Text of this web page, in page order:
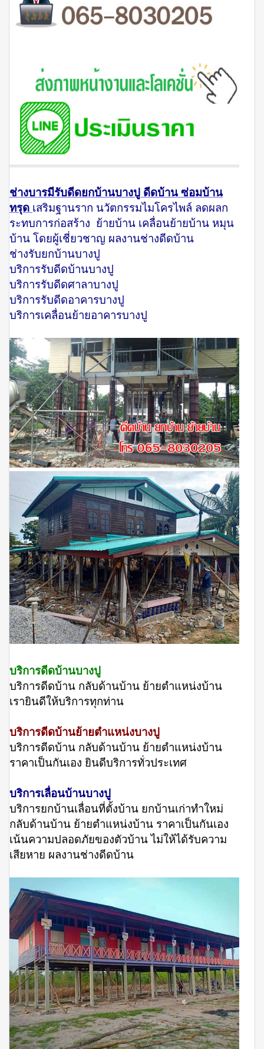
ช่างบารมีรับดีดยกบ้านบางปู ดีดบ้าน ซ่อมบ้าน
ทรุด เสริมฐานราก นวัตกรรมไมโครไพล์ ลดผลก
ระทบการก่อสร้าง ย้ายบ้าน เคลื่อนย้ายบ้าน หมุน
บ้าน โดยผู้เชี่ยวชาญ ผลงานช่างดีดบ้าน
ช่างรับยกบ้านบางปู
บริการรับดีดบ้านบางปู
บริการรับดีดศาลาบางปู
บริการรับดีดอาคารบางปู
บริการเคลื่อนย้ายอาคารบางปู
บริการดีดบ้านบางปู
บริการดีดบ้าน กลับด้านบ้าน ย้ายตำแหน่งบ้าน
เรายินดีให้บริการทุกท่าน
บริการดีดบ้านย้ายตำแหน่งบางปู
บริการดีดบ้าน กลับด้านบ้าน ย้ายตำแหน่งบ้าน
ราคาเป็นกันเอง ยินดีบริการทั่วประเทศ
บริการเลื่อนบ้านบางปู
บริการยกบ้านเลื่อนที่ตั้งบ้าน ยกบ้านเก่าทำใหม่
กลับด้านบ้าน ย้ายตำแหน่งบ้าน ราคาเป็นกันเอง
เน้นความปลอดภัยของตัวบ้าน ไม่ให้ได้รับความ
เสียหาย ผลงานช่างดีดบ้าน